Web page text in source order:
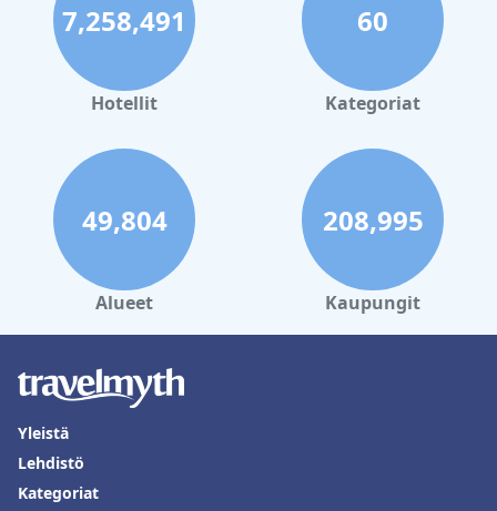
7,258,491
Hotellit
60
Kategoriat
49,804
Alueet
208,995
Kaupungit
Yleistä
Lehdistö
Kategoriat